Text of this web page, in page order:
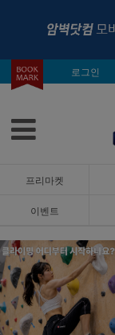
로그인
프리마켓
이벤트